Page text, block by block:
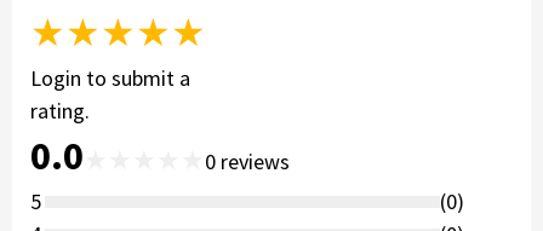
★★★★★
Login to submit a
rating.
0.0 0 reviews
5
(0)